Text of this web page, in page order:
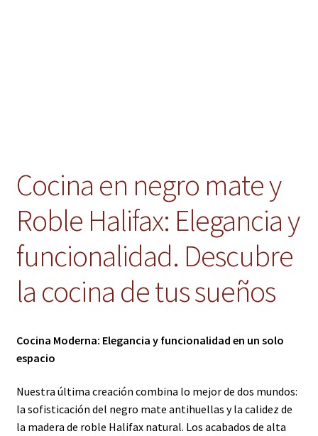
Cocina en negro mate y
Roble Halifax: Elegancia y
funcionalidad. Descubre
la cocina de tus sueños
Cocina Moderna: Elegancia y funcionalidad en un solo
espacio
Nuestra última creación combina lo mejor de dos mundos:
la sofisticación del negro mate antihuellas y la calidez de
la madera de roble Halifax natural. Los acabados de alta